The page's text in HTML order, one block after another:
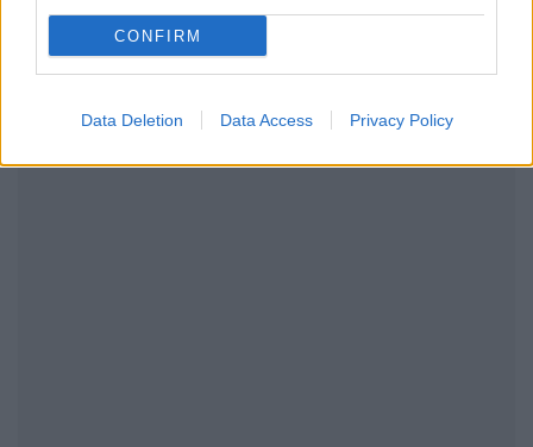
CONFIRM
Data Deletion Data Access Privacy Policy
ΔΙΑΦΗΜΙΣΗ